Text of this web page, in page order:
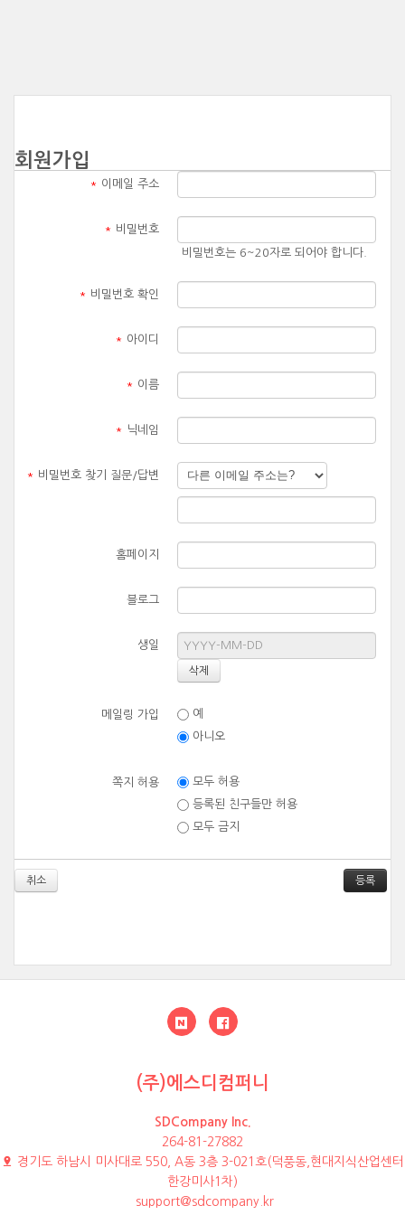
회원가입
* 이메일 주소
* 비밀번호
비밀번호는 6~20자로 되어야 합니다.
* 비밀번호 확인
* 아이디
* 이름
* 닉네임
* 비밀번호 찾기 질문/답변
홈페이지
블로그
생일
메일링 가입
예
아니오
쪽지 허용
모두 허용
등록된 친구들만 허용
모두 금지
취소
(주)에스디컴퍼니
SDCompany Inc.
264-81-27882
경기도 하남시 미사대로 550, A동 3층 3-021호(덕풍동,현대지식산업센터
한강미사1차)
support@sdcompany.kr